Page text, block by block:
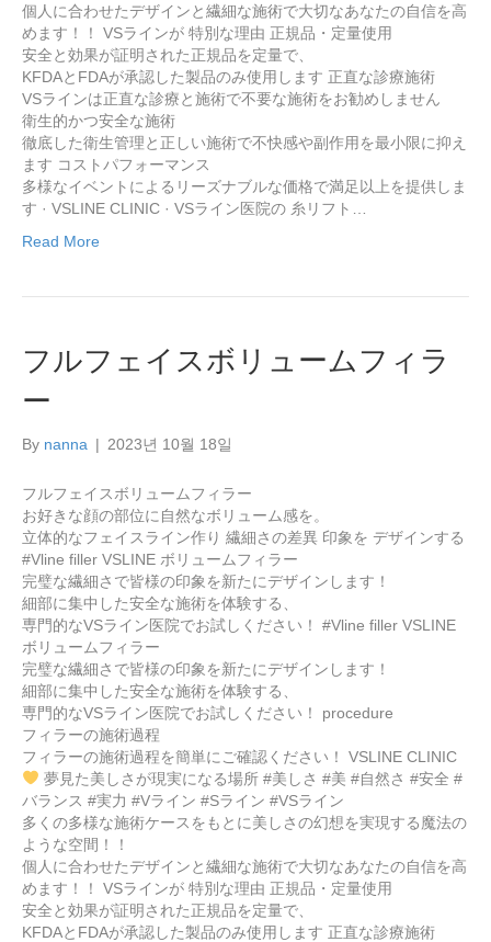
個人に合わせたデザインと繊細な施術で大切なあなたの自信を高
めます！！ VSラインが 特別な理由 正規品・定量使用
安全と効果が証明された正規品を定量で、
KFDAとFDAが承認した製品のみ使用します 正直な診療施術
VSラインは正直な診療と施術で不要な施術をお勧めしません
衛生的かつ安全な施術
徹底した衛生管理と正しい施術で不快感や副作用を最小限に抑え
ます コストパフォーマンス
多様なイベントによるリーズナブルな価格で満足以上を提供しま
す · VSLINE CLINIC · VSライン医院の 糸リフト…
Read More
フルフェイスボリュームフィラ
ー
By nanna | 2023년 10월 18일
フルフェイスボリュームフィラー
お好きな顔の部位に自然なボリューム感を。
立体的なフェイスライン作り 繊細さの差異 印象を デザインする
#Vline filler VSLINE ボリュームフィラー
完璧な繊細さで皆様の印象を新たにデザインします！
細部に集中した安全な施術を体験する、
専門的なVSライン医院でお試しください！ #Vline filler VSLINE
ボリュームフィラー
完璧な繊細さで皆様の印象を新たにデザインします！
細部に集中した安全な施術を体験する、
専門的なVSライン医院でお試しください！ procedure
フィラーの施術過程
フィラーの施術過程を簡単にご確認ください！ VSLINE CLINIC
夢見た美しさが現実になる場所 #美しさ #美 #自然さ #安全 #
バランス #実力 #Vライン #Sライン #VSライン
多くの多様な施術ケースをもとに美しさの幻想を実現する魔法の
ような空間！！
個人に合わせたデザインと繊細な施術で大切なあなたの自信を高
めます！！ VSラインが 特別な理由 正規品・定量使用
安全と効果が証明された正規品を定量で、
KFDAとFDAが承認した製品のみ使用します 正直な診療施術